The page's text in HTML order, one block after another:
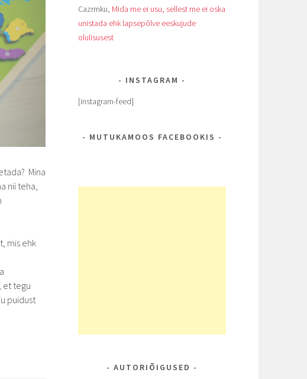
Mina
nii teha,
mis ehk
et tegu
puidust
Cazrmku, Mida me ei usu, sellest me ei oska
unistada ehk lapsepõlve eeskujude
olulisusest
INSTAGRAM
[instagram-feed]
MUTUKAMOOS FACEBOOKIS
AUTORIÕIGUSED